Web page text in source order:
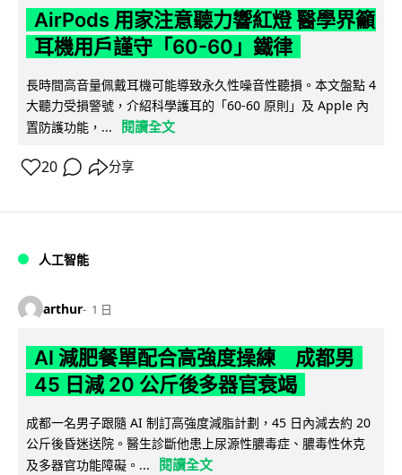
AirPods 用家注意聽力響紅燈 醫學界籲
耳機用戶謹守「60-60」鐵律
長時間高音量佩戴耳機可能導致永久性噪音性聽損。本文盤點 4
大聽力受損警號，介紹科學護耳的「60-60 原則」及 Apple 內
置防護功能，...
閱讀全文
20 分享
人工智能
arthur 1 日
AI 減肥餐單配合高強度操練 成都男
45 日減 20 公斤後多器官衰竭
成都一名男子跟隨 AI 制訂高強度減脂計劃，45 日內減去約 20
公斤後昏迷送院。醫生診斷他患上尿源性膿毒症、膿毒性休克
及多器官功能障礙。...
閱讀全文